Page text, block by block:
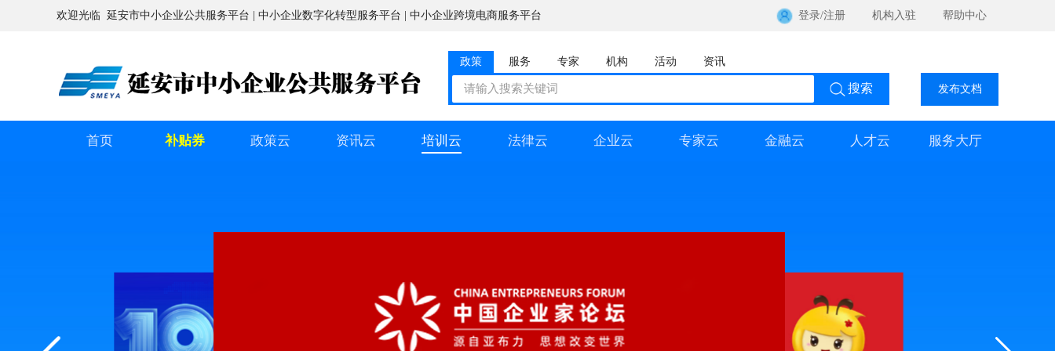
欢迎光临 延安市中小企业公共服务平台 | 中小企业数字化转型服务平台 | 中小企业跨境电商服务平台 登录/注册 机构入驻 帮助中心
政策 服务 专家 机构 活动 资讯
发布文档
首页 补贴券 政策云 资讯云 培训云 法律云 企业云 专家云 金融云 人才云 服务大厅